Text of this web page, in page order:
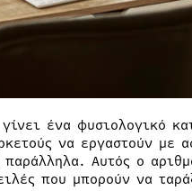
ένα φυσιολογικό
να εργαστούν με
Αυτός ο
που μπορούν να